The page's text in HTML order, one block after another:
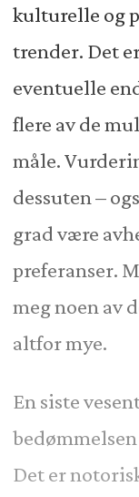
kulturelle og
trender. Det
eventuelle
flere av de
måle.
dessuten –
grad være
preferanser.
meg noen av
altfor mye.
En siste
bedømmelsen
Det er